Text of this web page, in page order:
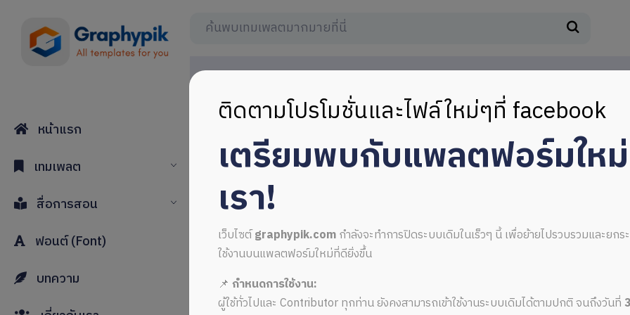
หน้าแรก
เทมเพลต
สื่อการสอน
ฟอนต์ (Font)
บทความ
ติดตามโปรโมชั่นและไฟล์ใหม่ๆที่ facebook
เตรียมพบกับแพลตฟอร์มให
เรา!
เว็บไซต์graphypik.comกำลังจะทำการปิดระบบเดิมในเร็วๆ นี้ เพื่อย้ายไปรวบรวมและยก
ใช้งานบนแพลตฟอร์มใหม่ที่ดียิ่งขึ้น
📌 กำหนดการใช้งาน:
ผู้ใช้ทั่วไปและ Contributor ทุกท่าน ยังคงสามารถเข้าใช้งานระบบเดิมได้ตามปกติ จนถึงวันที่